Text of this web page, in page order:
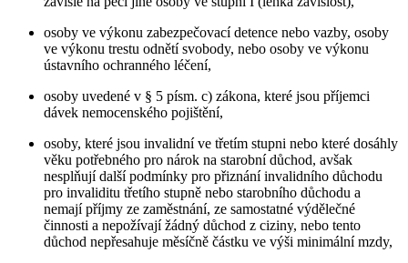
osoby ve výkonu zabezpečovací detence nebo vazby, osoby
ve výkonu trestu odnětí svobody, nebo osoby ve výkonu
ústavního ochranného léčení,
osoby uvedené v § 5 písm. c) zákona, které jsou příjemci
dávek nemocenského pojištění,
osoby, které jsou invalidní ve třetím stupni nebo které dosáhly
věku potřebného pro nárok na starobní důchod, avšak
nesplňují další podmínky pro přiznání invalidního důchodu
pro invaliditu třetího stupně nebo starobního důchodu a
nemají příjmy ze zaměstnání, ze samostatné výdělečné
činnosti a nepožívají žádný důchod z ciziny, nebo tento
důchod nepřesahuje měsíčně částku ve výši minimální mzdy,